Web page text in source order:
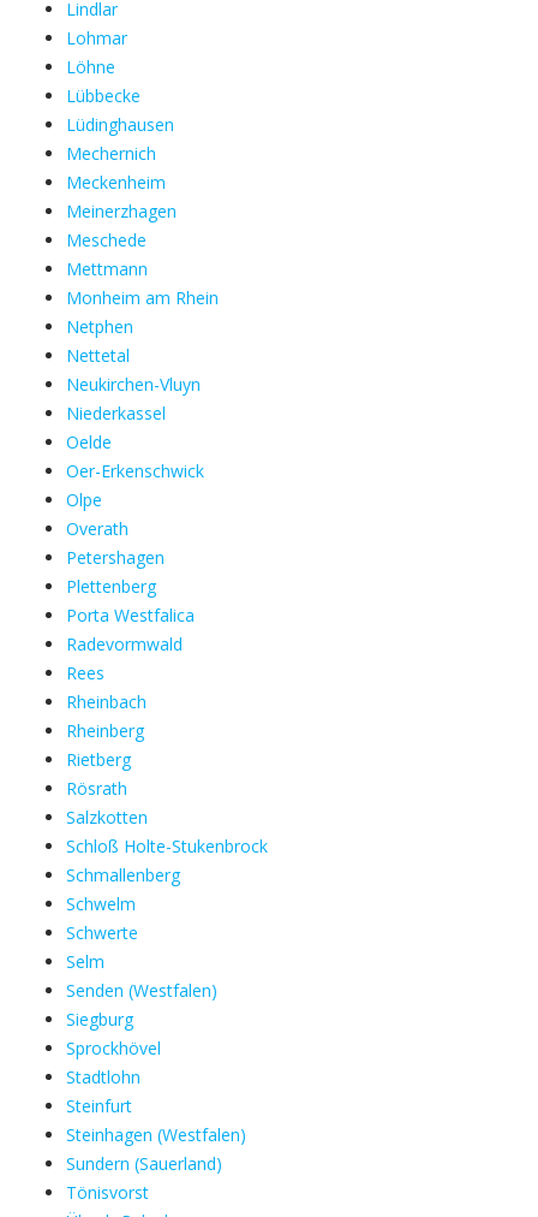
Lindlar
Lohmar
Löhne
Lübbecke
Lüdinghausen
Mechernich
Meckenheim
Meinerzhagen
Meschede
Mettmann
Monheim am Rhein
Netphen
Nettetal
Neukirchen-Vluyn
Niederkassel
Oelde
Oer-Erkenschwick
Olpe
Overath
Petershagen
Plettenberg
Porta Westfalica
Radevormwald
Rees
Rheinbach
Rheinberg
Rietberg
Rösrath
Salzkotten
Schloß Holte-Stukenbrock
Schmallenberg
Schwelm
Schwerte
Selm
Senden (Westfalen)
Siegburg
Sprockhövel
Stadtlohn
Steinfurt
Steinhagen (Westfalen)
Sundern (Sauerland)
Tönisvorst